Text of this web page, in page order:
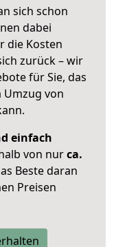
sich schon
dabei
die Kosten
zurück – wir
für Sie, das
von
einfach
von nurca.
Beste daran
Preisen